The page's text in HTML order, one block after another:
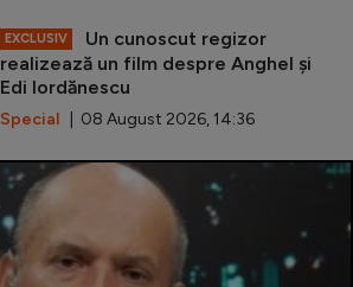
EXCLUSIV
Un cunoscut regizor
realizează un film despre Anghel și
Edi Iordănescu
Special | 08 August 2026, 14:36